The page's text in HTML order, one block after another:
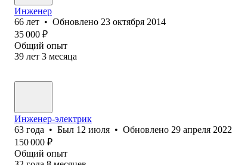
Инженер
66 лет • Обновлено 23 октября 2014
35 000 ₽
Общий опыт
39 лет 3 месяца
Инженер-электрик
63 года • Был 12 июля • Обновлено 29 апреля 2022
150 000 ₽
Общий опыт